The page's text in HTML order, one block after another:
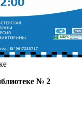
№ 2